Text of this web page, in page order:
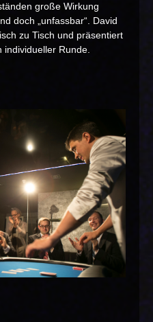
große Wirkung
doch „unfassbar“. David
zu Tisch und präsentiert
Runde.